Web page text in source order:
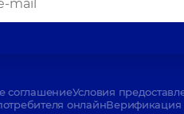
соглашениеУсловия
онлайнВерификация